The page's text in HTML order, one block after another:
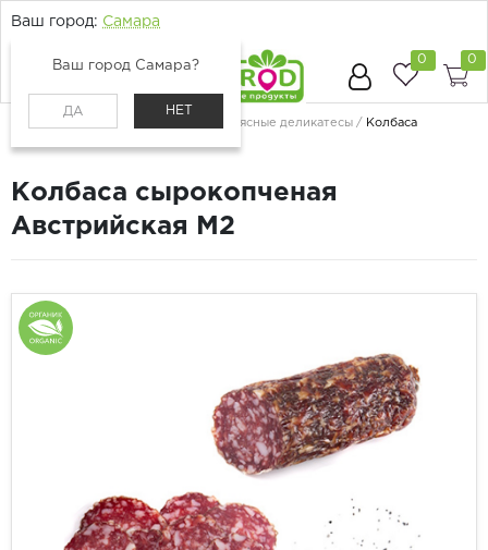
Ваш город: Самара
Ваш город Самара?
ДА НЕТ
0 0
Мясные деликатесы
Колбаса
Колбаса сырокопченая
Австрийская М2